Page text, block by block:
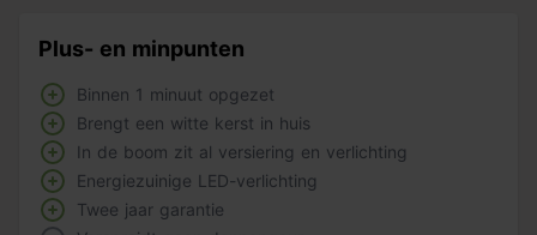
Plus- en minpunten
Binnen 1 minuut opgezet
Brengt een witte kerst in huis
In de boom zit al versiering en verlichting
Energiezuinige LED-verlichting
Twee jaar garantie